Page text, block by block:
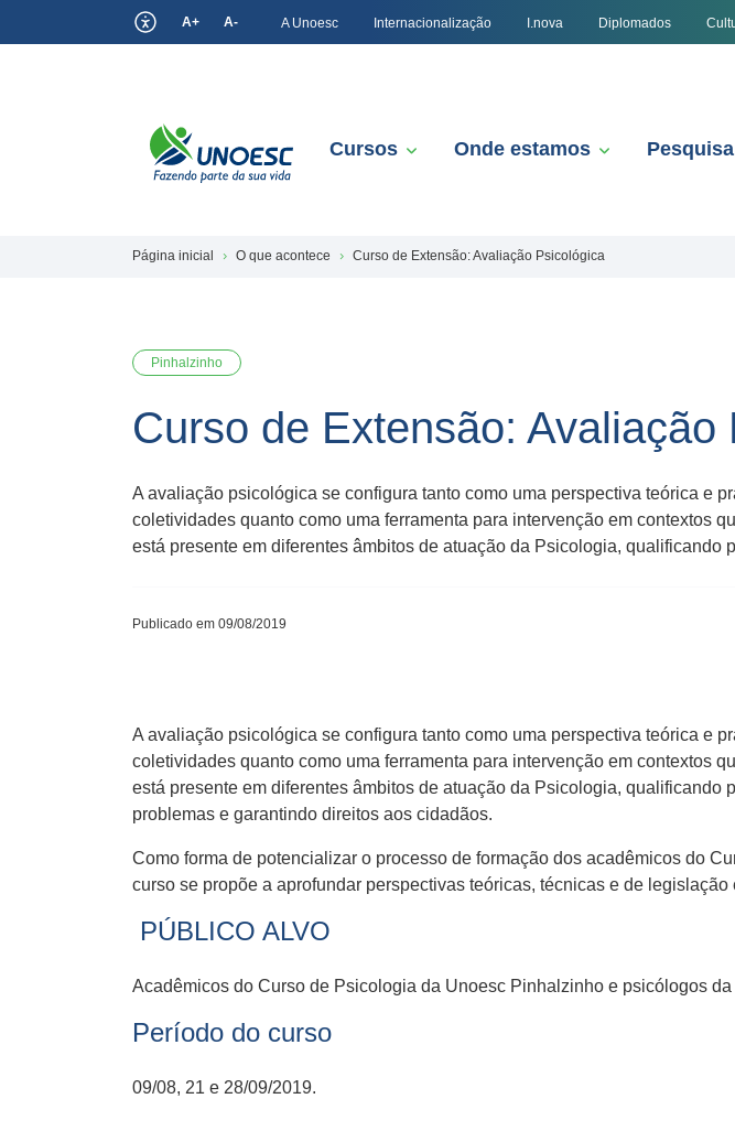
A+ A- A Unoesc Internacionalização I.nova Diplomados
Cursos Onde estamos Pesquisa
Página inicial O que acontece Curso de Extensão: Avaliação Psicológica
Pinhalzinho
Curso de Extensão: Avaliação
A avaliação psicológica se configura tanto como uma perspectiva teórica e
coletividades quanto como uma ferramenta para intervenção em contextos
está presente em diferentes âmbitos de atuação da Psicologia, qualificando
Publicado em 09/08/2019
A avaliação psicológica se configura tanto como uma perspectiva teórica e
coletividades quanto como uma ferramenta para intervenção em contextos
está presente em diferentes âmbitos de atuação da Psicologia,
problemas e garantindo direitos aos cidadãos.
Como forma de potencializar o processo de formação dos acadêmicos do
curso se propõe a aprofundar perspectivas teóricas, técnicas e de
PÚBLICO ALVO
Acadêmicos do Curso de Psicologia da Unoesc Pinhalzinho e psicólogos da
Período do curso
09/08, 21 e 28/09/2019.